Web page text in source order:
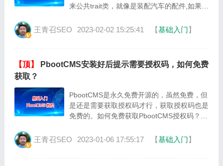
来公共trait类，就像是装配汽车的配件,如果你
以了，相当于把t···
王青召SEO 2023-02-02 15:25:41 【基础入门】
【顶】
PbootCMS安装好后提示需要授权码，如何免费
获取？
PbootCMS是永久免费开源的，虽然免费，但
是还是需要获取授权码才行，获取授权码也是
免费的。如何免费获取PbootCMS授权码？
https://www.pb···
王青召SEO 2023-01-06 17:55:17 【基础入门】